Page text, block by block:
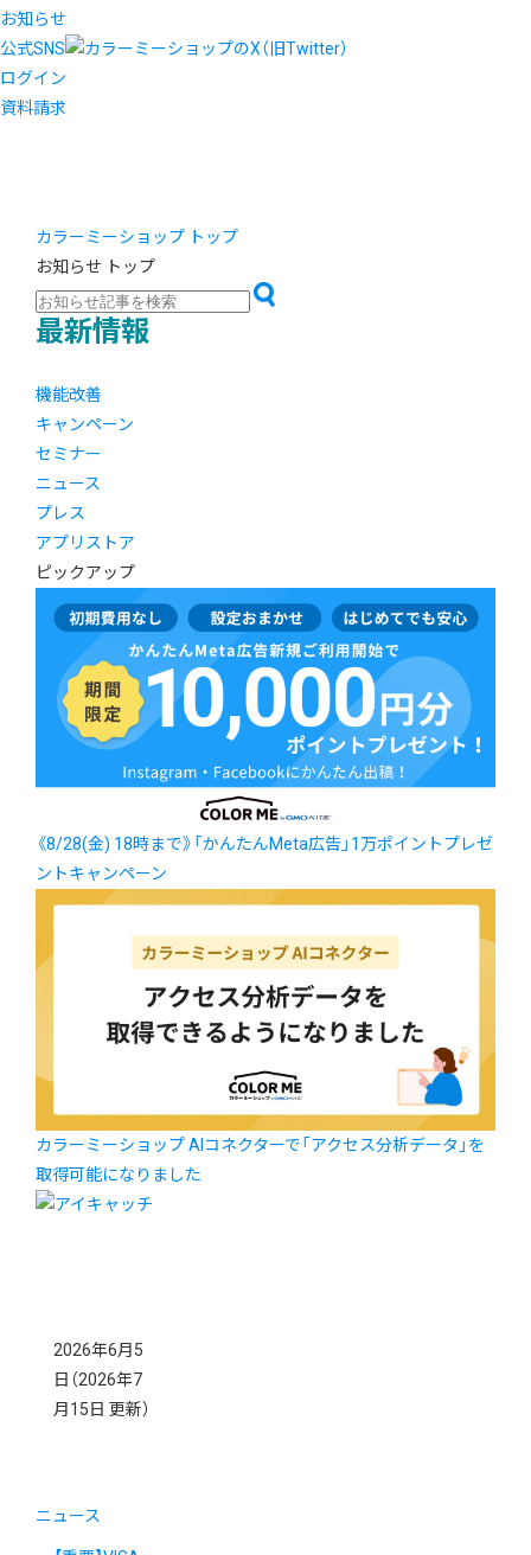
お知らせ
公式SNS
ログイン
資料請求
カラーミーショップ トップ
お知らせ トップ
最新情報
機能改善
キャンペーン
セミナー
ニュース
プレス
アプリストア
ピックアップ
《8/28(金) 18時まで》「かんたんMeta広告」1万ポイントプレゼ
ントキャンペーン
カラーミーショップ AIコネクターで「アクセス分析データ」を
取得可能になりました
2026年6月5
日 （2026年7
月15日 更新）
ニュース